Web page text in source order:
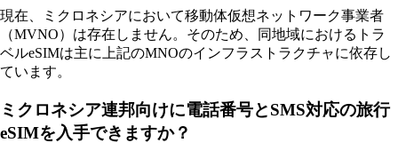
現在、ミクロネシアにおいて移動体仮想ネットワーク事業者
（MVNO）は存在しません。そのため、同地域におけるトラ
ベルeSIMは主に上記のMNOのインフラストラクチャに依存し
ています。
ミクロネシア連邦向けに電話番号とSMS対応の旅行
eSIMを入手できますか？